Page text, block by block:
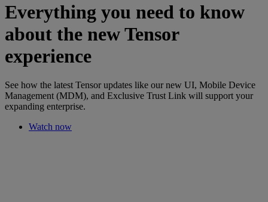
Everything you need to know
about the new Tensor
experience
See how the latest Tensor updates like our new UI, Mobile Device
Management (MDM), and Exclusive Trust Link will support your
expanding enterprise.
Watch now